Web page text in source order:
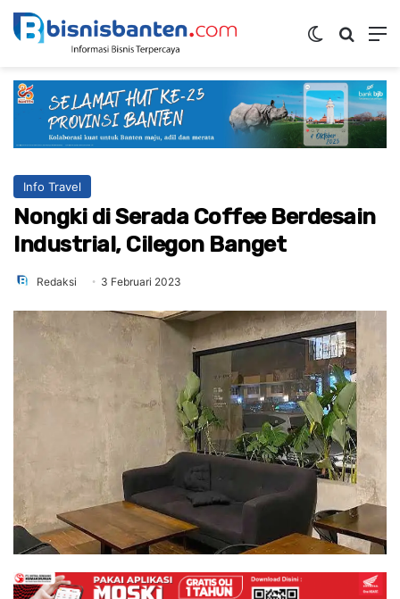
Switch skin
Info Travel
Nongki di Serada Coffee Berdesain
Industrial, Cilegon Banget
Redaksi 3 Februari 2023